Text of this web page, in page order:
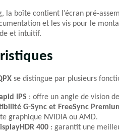
la boîte contient l’écran pré-
et les vis pour le
et intuitif.
se distingue par plusieurs
IPS : offre un angle de vision
G-Sync et FreeSync
graphique NVIDIA ou AMD.
400 : garantit une